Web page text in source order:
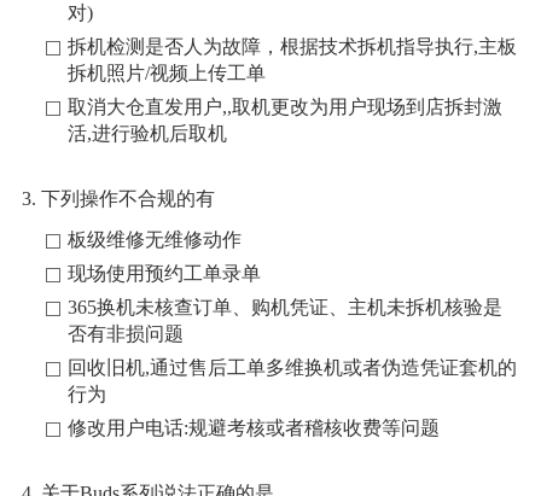
对)
拆机检测是否人为故障，根据技术拆机指导执行,主板
拆机照片/视频上传工单
取消大仓直发用户,,取机更改为用户现场到店拆封激
活,进行验机后取机
3. 下列操作不合规的有
板级维修无维修动作
现场使用预约工单录单
365换机未核查订单、购机凭证、主机未拆机核验是
否有非损问题
回收旧机,通过售后工单多维换机或者伪造凭证套机的
行为
修改用户电话:规避考核或者稽核收费等问题